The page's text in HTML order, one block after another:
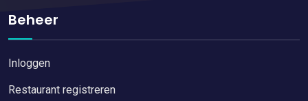
Beheer
Inloggen
Restaurant registreren